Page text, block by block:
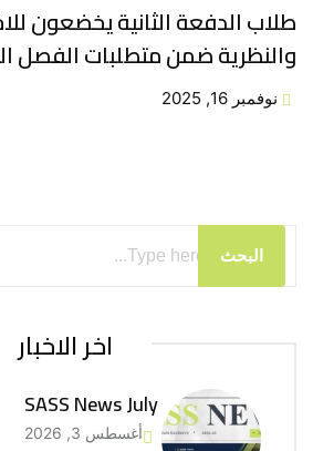
طلاب الدفعة الثانية يخضعون
والنظرية ضمن متطلبات الفصل
نوفمبر 16, 2025
البحث
اخر الاخبار
SASS News July
أغسطس 3, 2026